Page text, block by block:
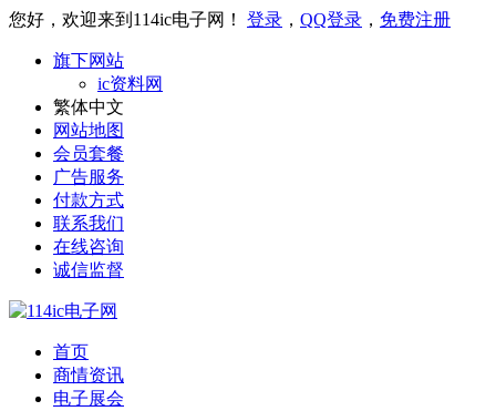
您好，欢迎来到114ic电子网！ 登录 ， QQ登录 ， 免费注册
旗下网站
ic资料网
繁体中文
网站地图
会员套餐
广告服务
付款方式
联系我们
在线咨询
诚信监督
首页
商情资讯
电子展会